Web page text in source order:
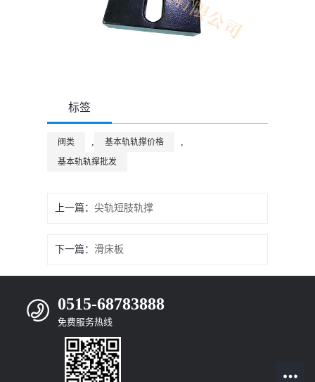
标签
阀类 , 基本轨轨撑价格 ,
基本轨轨撑批发
上一篇：尖轨短肢轨撑
下一篇：滑床板
0515-68783888
免费服务热线